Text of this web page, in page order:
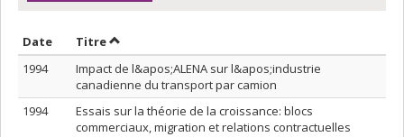
Date Trier par date en ordre croissant
TitreTrier par titre en ordre croissant
1994
Impact de l&apos;ALENA sur l&apos;industrie
canadienne du transport par camion
1994
Essais sur la théorie de la croissance: blocs
commerciaux, migration et relations contractuelles